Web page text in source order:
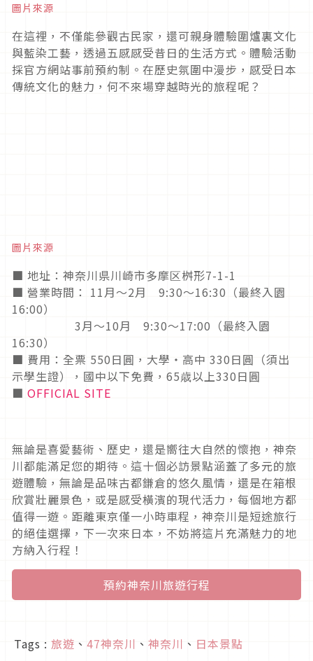
圖片來源
在這裡，不僅能參觀古民家，還可親身體驗圍爐裏文化
與藍染工藝，透過五感感受昔日的生活方式。體驗活動
採官方網站事前預約制。在歷史氛圍中漫步，感受日本
傳統文化的魅力，何不來場穿越時光的旅程呢？
圖片來源
■ 地址：神奈川県川崎市多摩区桝形7-1-1
■ 營業時間： 11月～2月 9:30～16:30（最終入園
16:00）
3月～10月 9:30～17:00（最終入園
16:30）
■ 費用：全票 550日圓，大學・高中 330日圓（須出
示學生證），國中以下免費，65歳以上330日圓
■ OFFICIAL SITE
無論是喜愛藝術、歷史，還是嚮往大自然的懷抱，神奈
川都能滿足您的期待。這十個必訪景點涵蓋了多元的旅
遊體驗，無論是品味古都鎌倉的悠久風情，還是在箱根
欣賞壯麗景色，或是感受橫濱的現代活力，每個地方都
值得一遊。距離東京僅一小時車程，神奈川是短途旅行
的絕佳選擇，下一次來日本，不妨將這片充滿魅力的地
方納入行程！
預約神奈川旅遊行程
Tags : 旅遊 、 47神奈川 、 神奈川 、 日本景點